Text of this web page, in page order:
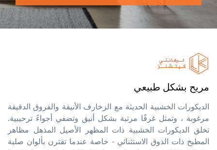
مريح بشكل طبيعي
الديكورات الخشبية الحديثة مع الزخارف الأنيقة والفروق الدقيقة
مرغوبة ، وتمثل غرفًا مرتبة بشكل أنيق وتضفي أجواءً ترحيبية.
تخلق الديكورات الخشبية ذات المظهر الأصيل المذهل مظاهر
المطبخ ذات الذوق الاستثنائي - خاصة عندما تقترن بألوان صلبة